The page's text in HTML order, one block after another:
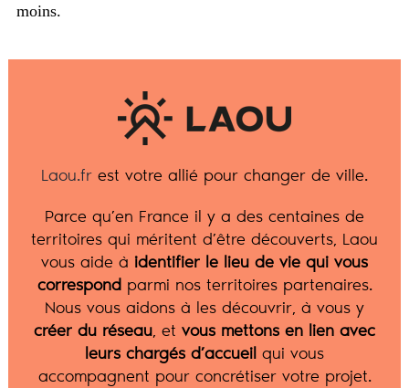
moins.
Laou.fr est votre allié pour changer de ville.
Parce qu’en France il y a des centaines de
territoires qui méritent d’être découverts, Laou
vous aide à identifier le lieu de vie qui vous
correspondparmi nos territoires partenaires.
Nous vous aidons à les découvrir, à vous y
créer du réseau, et vous mettons en lien avec
leurs chargés d’accueil qui vous
accompagnent pour concrétiser votre projet.